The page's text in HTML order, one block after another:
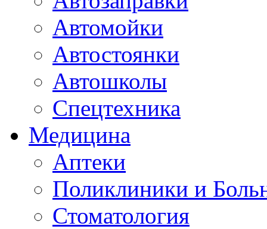
Автомойки
Автостоянки
Автошколы
Спецтехника
Медицина
Аптеки
Поликлиники и
Стоматология